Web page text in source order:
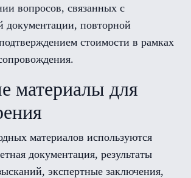
вопросов, связанных с
документации, повторной
стоимости в рамках
материалы для
материалов используются
документация, результаты
экспертные заключения,